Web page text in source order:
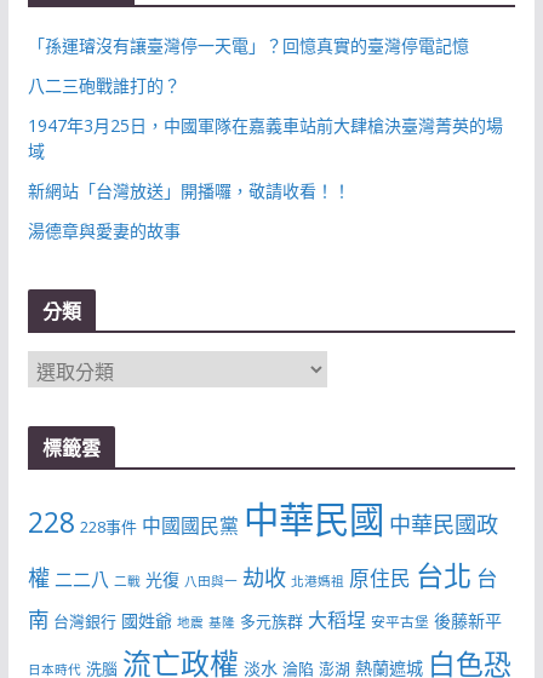
「孫運璿沒有讓臺灣停一天電」？回憶真實的臺灣停電記憶
八二三砲戰誰打的？
1947年3月25日，中國軍隊在嘉義車站前大肆槍決臺灣菁英的場
域
新網站「台灣放送」開播囉，敬請收看！！
湯德章與愛妻的故事
分類
分
類
標籤雲
228 228事件 中國國民黨 中華民國 中華民國政
權 二二八 二戰 光復 八田與一 劫收 北港媽祖 原住民 台北 台
南 台灣銀行 國姓爺 地震 基隆 多元族群 大稻埕 安平古堡 後藤新平
日本時代 洗腦 流亡政權 淡水 淪陷 澎湖 熱蘭遮城 白色恐